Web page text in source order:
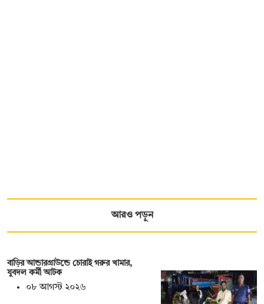
আরও পড়ুন
বাড়ির আন্ডারগ্রাউন্ডে চোরাই গরুর খামার,
যুবদল কর্মী আটক
০৮ আগস্ট ২০২৬